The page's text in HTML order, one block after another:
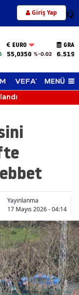
Giriş Yap 12
EURO
55,0350 %-0.02
VEFAT EDENLER
MENÜ
Yayınlanma
17 Mayıs 2026 - 04:14